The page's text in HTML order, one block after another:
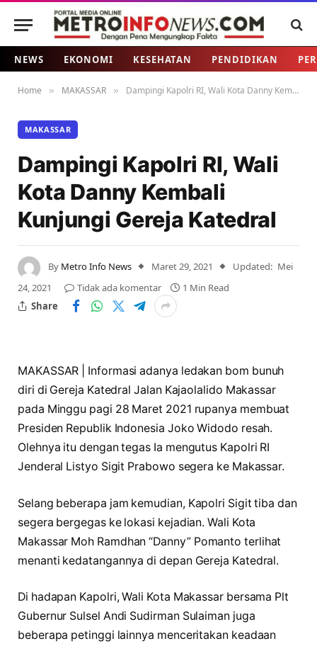
NEWS EKONOMI KESEHATAN PENDIDIKAN
Home » MAKASSAR » Dampingi Kapolri RI, Wali Kota Danny Kembali Kunjungi Gereja Katedral
MAKASSAR
Dampingi Kapolri RI, Wali
Kota Danny Kembali
Kunjungi Gereja Katedral
By Metro Info News Maret 29, 2021 Updated: Mei
24, 2021
Tidak ada komentar
1 Min Read
Share
MAKASSAR | Informasi adanya ledakan bom bunuh
diri di Gereja Katedral Jalan Kajaolalido Makassar
pada Minggu pagi 28 Maret 2021 rupanya membuat
Presiden Republik Indonesia Joko Widodo resah.
Olehnya itu dengan tegas Ia mengutus Kapolri RI
Jenderal Listyo Sigit Prabowo segera ke Makassar.
Selang beberapa jam kemudian, Kapolri Sigit tiba dan
segera bergegas ke lokasi kejadian. Wali Kota
Makassar Moh Ramdhan “Danny” Pomanto terlihat
menanti kedatangannya di depan Gereja Katedral.
Di hadapan Kapolri, Wali Kota Makassar bersama Plt
Gubernur Sulsel Andi Sudirman Sulaiman juga
beberapa petinggi lainnya menceritakan keadaan